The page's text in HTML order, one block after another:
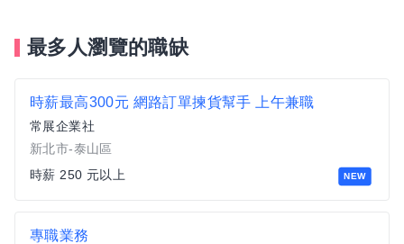
最多人瀏覽的職缺
NEW
時薪最高300元 網路訂單揀貨幫手 上午兼職
常展企業社
新北市-泰山區
時薪 250 元以上
專職業務